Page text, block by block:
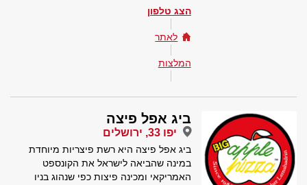
הצג טלפון
לאתר
המלצות
ביג אפל פיצה
יפו 33, ירושלים
ביג אפל פיצה היא רשת פיצריות מיוחדת
במינה שהביאה לישראל את הקונספט
האמריקאי ומכינה פיצות כפי שנהוג בניו